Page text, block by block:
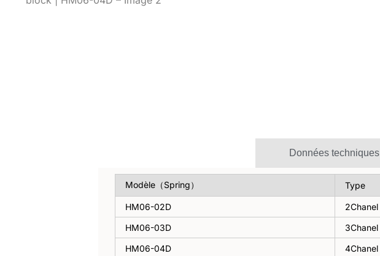
Données techniques
Modèle（Spring） Type
HM06-02D 2Chanel
HM06-03D
3Chanel
HM06-04D
4Chanel